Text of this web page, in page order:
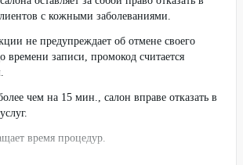
с кожными заболеваниями.
не предупреждает об отмене своего
времени записи, промокод считается
чем на 15 мин., салон вправе отказать в
время процедур.